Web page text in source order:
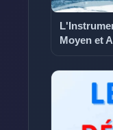
Moyen et